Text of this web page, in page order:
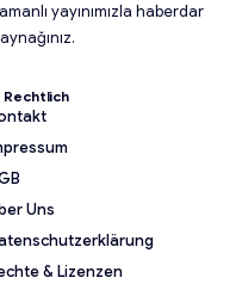
yayınımızla haberdar
Rechtlich
Uns
& Lizenzen